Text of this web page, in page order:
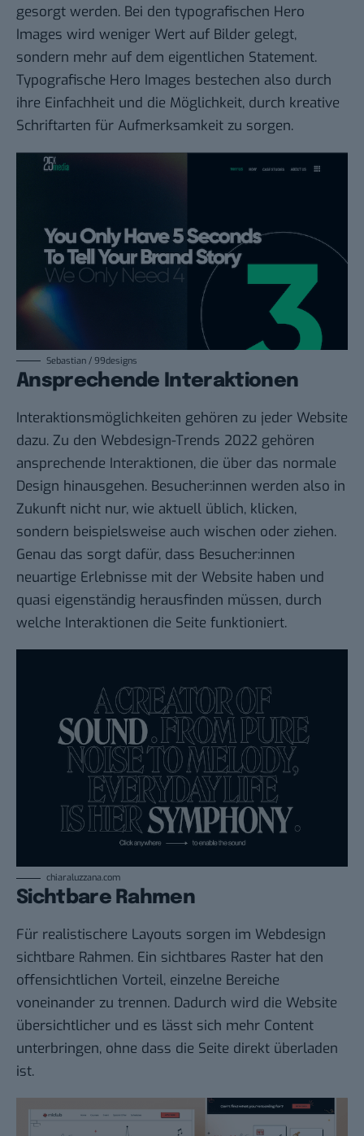
gesorgt werden. Bei den typografischen Hero
Images wird weniger Wert auf Bilder gelegt,
sondern mehr auf dem eigentlichen Statement.
Typografische Hero Images bestechen also durch
ihre Einfachheit und die Möglichkeit, durch kreative
Schriftarten für Aufmerksamkeit zu sorgen.
Sebastian / 99designs
Ansprechende Interaktionen
Interaktionsmöglichkeiten gehören zu jeder Website
dazu. Zu den Webdesign-Trends 2022 gehören
ansprechende Interaktionen, die über das normale
Design hinausgehen. Besucher:innen werden also in
Zukunft nicht nur, wie aktuell üblich, klicken,
sondern beispielsweise auch wischen oder ziehen.
Genau das sorgt dafür, dass Besucher:innen
neuartige Erlebnisse mit der Website haben und
quasi eigenständig herausfinden müssen, durch
welche Interaktionen die Seite funktioniert.
chiaraluzzana.com
Sichtbare Rahmen
Für realistischere Layouts sorgen im Webdesign
sichtbare Rahmen. Ein sichtbares Raster hat den
offensichtlichen Vorteil, einzelne Bereiche
voneinander zu trennen. Dadurch wird die Website
übersichtlicher und es lässt sich mehr Content
unterbringen, ohne dass die Seite direkt überladen
ist.